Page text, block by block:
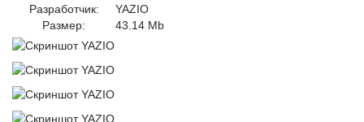
Разработчик:
YAZIO
Размер:
43.14 Mb